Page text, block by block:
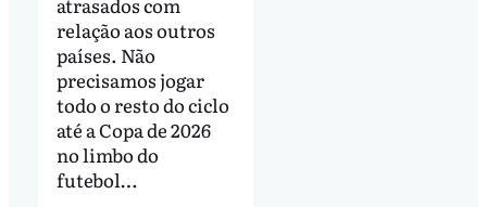
relação aos outros
países. Não
precisamos jogar
todo o resto do ciclo
até a Copa de 2026
no limbo do
futebol…